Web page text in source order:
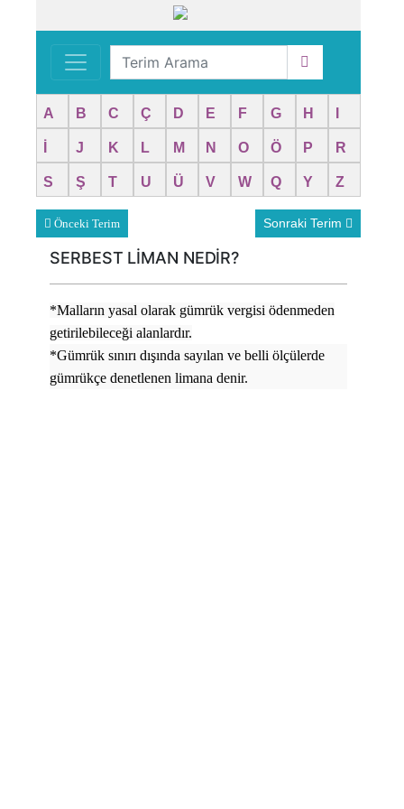
A B C Ç D E F G H
J K L M N O Ö P R
S Ş T U Ü V W Q Y Z
Önceki Terim Sonraki Terim
SERBEST LİMAN NEDİR?
*Malların yasal olarak gümrük vergisi ödenmeden
getirilebileceği alanlardır.
*Gümrük sınırı dışında sayılan ve belli ölçülerde
gümrükçe denetlenen limana denir.